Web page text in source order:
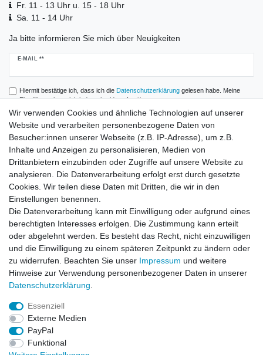
Fr. 11 - 13 Uhr u. 15 - 18 Uhr
Sa. 11 - 14 Uhr
Ja bitte informieren Sie mich über Neuigkeiten
E-MAIL **
Newsletter
Hiermit bestätige ich, dass ich die Daten­schutz­erklärunggelesen habe. Meine
Einwilligung kann ich jederzeit widerrufen.**
Abonnieren
** Hierbei handelt es sich um ein Pflichtfeld.
Zahlung und Versand
Impressum
Wir verwenden Cookies und ähnliche Technologien auf unserer
Website und verarbeiten personenbezogene Daten von
Besucher:innen unserer Webseite (z.B. IP-Adresse), um z.B.
Inhalte und Anzeigen zu personalisieren, Medien von
Drittanbietern einzubinden oder Zugriffe auf unsere Website zu
analysieren. Die Datenverarbeitung erfolgt erst durch gesetzte
Cookies. Wir teilen diese Daten mit Dritten, die wir in den
Einstellungen benennen.
Die Datenverarbeitung kann mit Einwilligung oder aufgrund eines
berechtigten Interesses erfolgen. Die Zustimmung kann erteilt
oder abgelehnt werden. Es besteht das Recht, nicht einzuwilligen
und die Einwilligung zu einem späteren Zeitpunkt zu ändern oder
zu widerrufen. Beachten Sie unser Impressum und weitere
Hinweise zur Verwendung personenbezogener Daten in unserer
Daten­schutz­erklärung
Essenziell
Externe Medien
PayPal
Funktional